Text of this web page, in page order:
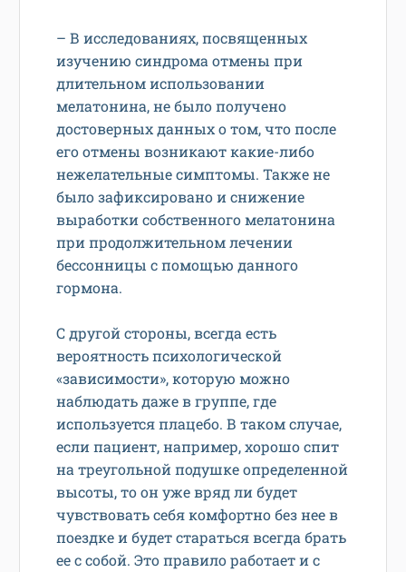
– В исследованиях, посвященных
изучению синдрома отмены при
длительном использовании
мелатонина, не было получено
достоверных данных о том, что после
его отмены возникают какие-либо
нежелательные симптомы. Также не
было зафиксировано и снижение
выработки собственного мелатонина
при продолжительном лечении
бессонницы с помощью данного
гормона.
С другой стороны, всегда есть
вероятность психологической
«зависимости», которую можно
наблюдать даже в группе, где
используется плацебо. В таком случае,
если пациент, например, хорошо спит
на треугольной подушке определенной
высоты, то он уже вряд ли будет
чувствовать себя комфортно без нее в
поездке и будет стараться всегда брать
ее с собой. Это правило работает и с